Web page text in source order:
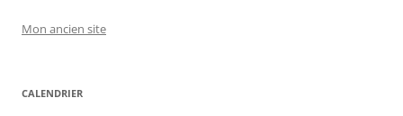
Mon ancien site
CALENDRIER